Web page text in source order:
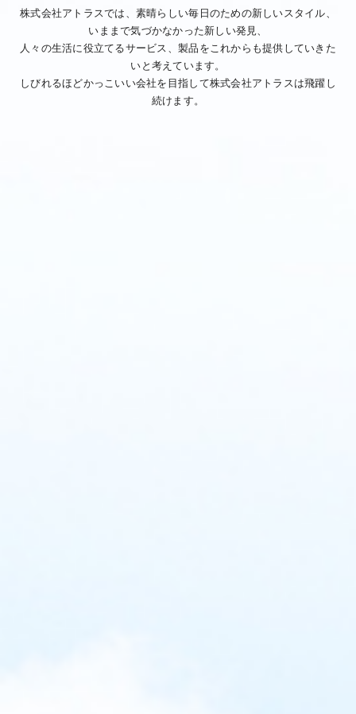
株式会社アトラスでは、素晴らしい毎日のための新しいスタイル、
いままで気づかなかった新しい発見、
人々の生活に役立てるサービス、製品をこれからも提供していきた
いと考えています。
しびれるほどかっこいい会社を目指して株式会社アトラスは飛躍し
続けます。